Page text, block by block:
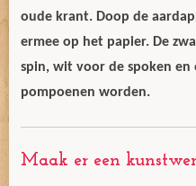
oude krant. Doop de
ermee op het papier. De
spin, wit voor de spoken
pompoenen worden.
Maak er een